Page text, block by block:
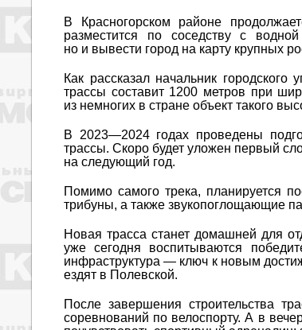
В Красногорском районе
разместится по соседству с
но и вывести город на карту крупных
Как рассказал начальник
трассы составит 1200 метров при
из немногих в стране объект такого
В 2023—2024 годах проведены
трассы. Скоро будет уложен первый
на следующий год.
Помимо самого трека, планируется
трибуны, а также звукопоглощающие
Новая трасса станет домашней для
уже сегодня воспитываются
инфраструктура — ключ к новым
ездят в Полевской.
После завершения строительства
соревнований по велоспорту. А в